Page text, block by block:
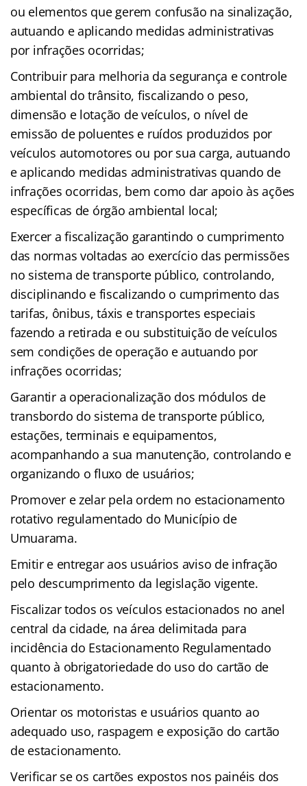
ou elementos que gerem confusão na sinalização,
autuando e aplicando medidas administrativas
por infrações ocorridas;
Contribuir para melhoria da segurança e controle
ambiental do trânsito, fiscalizando o peso,
dimensão e lotação de veículos, o nível de
emissão de poluentes e ruídos produzidos por
veículos automotores ou por sua carga, autuando
e aplicando medidas administrativas quando de
infrações ocorridas, bem como dar apoio às ações
específicas de órgão ambiental local;
Exercer a fiscalização garantindo o cumprimento
das normas voltadas ao exercício das permissões
no sistema de transporte público, controlando,
disciplinando e fiscalizando o cumprimento das
tarifas, ônibus, táxis e transportes especiais
fazendo a retirada e ou substituição de veículos
sem condições de operação e autuando por
infrações ocorridas;
Garantir a operacionalização dos módulos de
transbordo do sistema de transporte público,
estações, terminais e equipamentos,
acompanhando a sua manutenção, controlando e
organizando o fluxo de usuários;
Promover e zelar pela ordem no estacionamento
rotativo regulamentado do Município de
Umuarama.
Emitir e entregar aos usuários aviso de infração
pelo descumprimento da legislação vigente.
Fiscalizar todos os veículos estacionados no anel
central da cidade, na área delimitada para
incidência do Estacionamento Regulamentado
quanto à obrigatoriedade do uso do cartão de
estacionamento.
Orientar os motoristas e usuários quanto ao
adequado uso, raspagem e exposição do cartão
de estacionamento.
Verificar se os cartões expostos nos painéis dos